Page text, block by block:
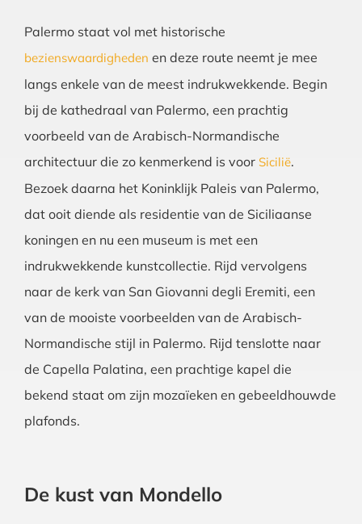
Palermo staat vol met historische
bezienswaardigheden en deze route neemt je mee
langs enkele van de meest indrukwekkende. Begin
bij de kathedraal van Palermo, een prachtig
voorbeeld van de Arabisch-Normandische
architectuur die zo kenmerkend is voor Sicilië.
Bezoek daarna het Koninklijk Paleis van Palermo,
dat ooit diende als residentie van de Siciliaanse
koningen en nu een museum is met een
indrukwekkende kunstcollectie. Rijd vervolgens
naar de kerk van San Giovanni degli Eremiti, een
van de mooiste voorbeelden van de Arabisch-
Normandische stijl in Palermo. Rijd tenslotte naar
de Capella Palatina, een prachtige kapel die
bekend staat om zijn mozaïeken en gebeeldhouwde
plafonds.
De kust van Mondello